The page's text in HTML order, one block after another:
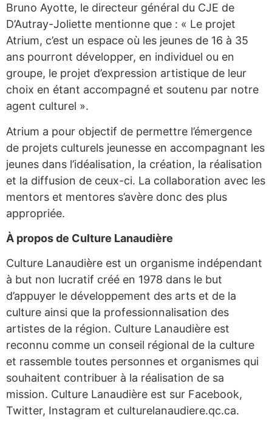
Bruno Ayotte, le directeur général du CJE de
D’Autray-Joliette mentionne que : « Le projet
Atrium, c’est un espace où les jeunes de 16 à 35
ans pourront développer, en individuel ou en
groupe, le projet d’expression artistique de leur
choix en étant accompagné et soutenu par notre
agent culturel ».
Atrium a pour objectif de permettre l’émergence
de projets culturels jeunesse en accompagnant les
jeunes dans l’idéalisation, la création, la réalisation
et la diffusion de ceux-ci. La collaboration avec les
mentors et mentores s’avère donc des plus
appropriée.
À propos de Culture Lanaudière
Culture Lanaudière est un organisme indépendant
à but non lucratif créé en 1978 dans le but
d’appuyer le développement des arts et de la
culture ainsi que la professionnalisation des
artistes de la région. Culture Lanaudière est
reconnu comme un conseil régional de la culture
et rassemble toutes personnes et organismes qui
souhaitent contribuer à la réalisation de sa
mission. Culture Lanaudière est sur Facebook,
Twitter, Instagram et culturelanaudiere.qc.ca.